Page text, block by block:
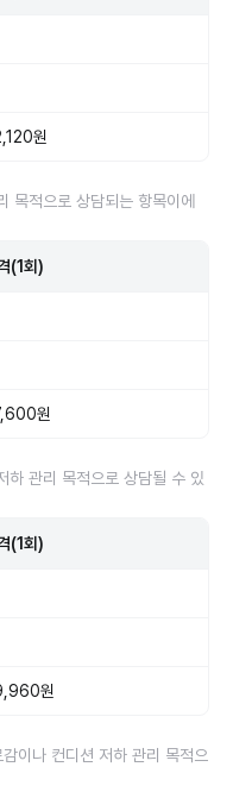
원
목적으로 상담되는 항목이에
(1회)
원
하 관리 목적으로 상담될 수 있
(1회)
원
이나 컨디션 저하 관리 목적으